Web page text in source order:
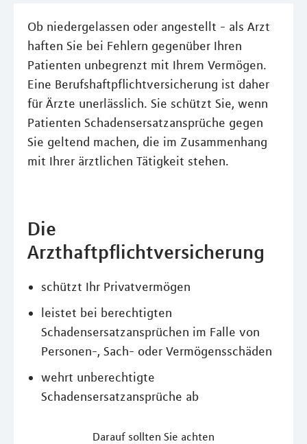
Ob niedergelassen oder angestellt - als Arzt
haften Sie bei Fehlern gegenüber Ihren
Patienten unbegrenzt mit Ihrem Vermögen.
Eine Berufshaftpflichtversicherung ist daher
für Ärzte unerlässlich. Sie schützt Sie, wenn
Patienten Schadensersatzansprüche gegen
Sie geltend machen, die im Zusammenhang
mit Ihrer ärztlichen Tätigkeit stehen.
Die
Arzthaftpflichtversicherung
schützt Ihr Privatvermögen
leistet bei berechtigten
Schadensersatzansprüchen im Falle von
Personen-, Sach- oder Vermögensschäden
wehrt unberechtigte
Schadensersatzansprüche ab
Darauf sollten Sie achten